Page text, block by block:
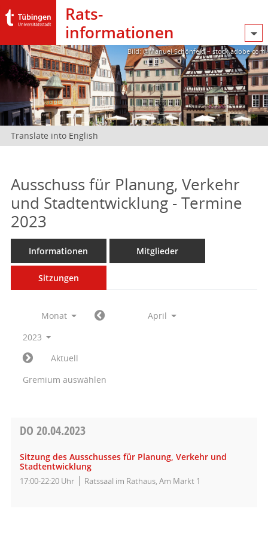
Rats­
informationen
Bild: @Manuel Schönfeld – stock.adobe.com
Translate into English
Ausschuss für Planung, Verkehr
und Stadtentwicklung - Termine
2023
Informationen Mitglieder
Sitzungen
Monat
April
2023
Aktuell
Gremium auswählen
DO 20.04.2023
Sitzung des Ausschusses für Planung, Verkehr und
Stadtentwicklung
17:00-22:20 Uhr Ratssaal im Rathaus, Am Markt 1